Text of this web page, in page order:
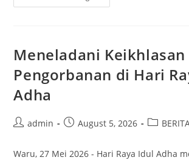
Nilai
Lahir
Pancasila
Meneladani Keikhlasan
Pengorbanan di Hari
Adha
Postadmin
PostAugust 5, 2026
Post
Waru, 27 Mei 2026 - Hari Raya Idul Adha